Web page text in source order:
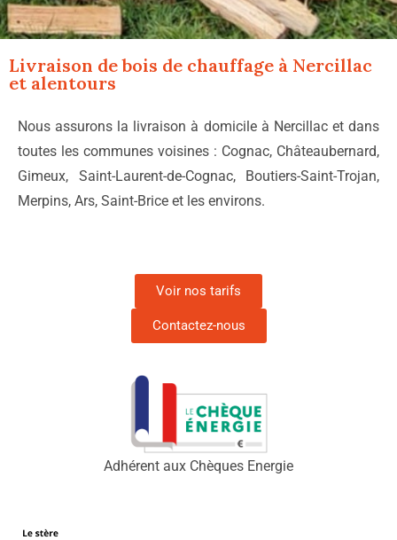
Livraison de bois de chauffage à Nercillac
et alentours
Nous assurons la livraison à domicile à Nercillac et dans
toutes les communes voisines : Cognac, Châteaubernard,
Gimeux, Saint-Laurent-de-Cognac, Boutiers-Saint-Trojan,
Merpins, Ars, Saint-Brice et les environs.
Voir nos tarifs
Contactez-nous
Adhérent aux Chèques Energie